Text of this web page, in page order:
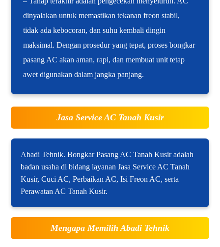
dinyalakan untuk memastikan tekanan freon stabil,
tidak ada kebocoran, dan suhu kembali dingin
maksimal. Dengan prosedur yang tepat, proses bongkar
pasang AC akan aman, rapi, dan membuat unit tetap
awet digunakan dalam jangka panjang.
Jasa Service AC Tanah Kusir
Abadi Tehnik. Bongkar Pasang AC Tanah Kusir adalah
badan usaha di bidang layanan Jasa Service AC Tanah
Kusir, Cuci AC, Perbaikan AC, Isi Freon AC, serta
Perawatan AC Tanah Kusir.
Mengapa Memilih Abadi Tehnik